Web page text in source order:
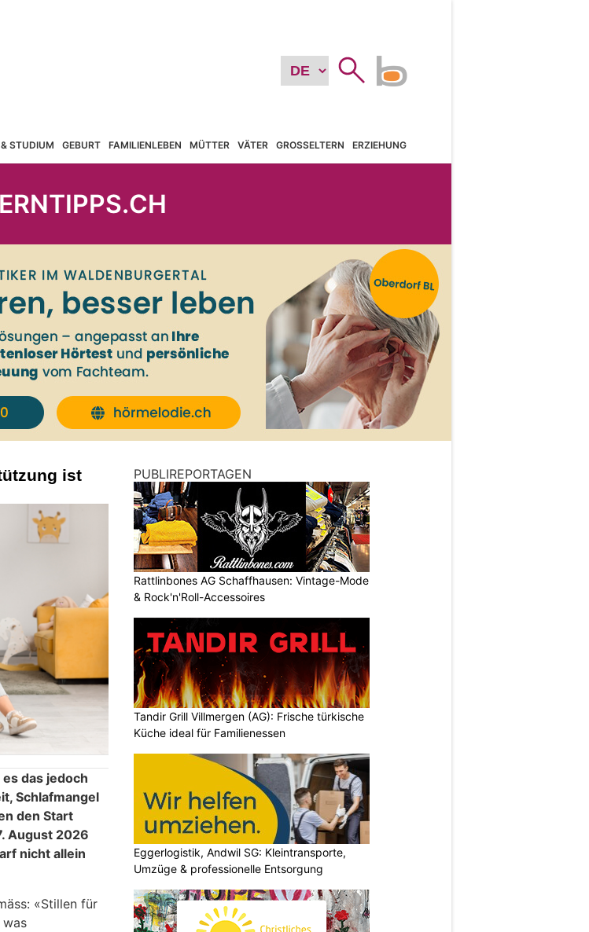
STUDIUM GEBURT FAMILIENLEBEN MÜTTER VÄTER GROSSELTERN ERZIEHUNG
ist
das jedoch
Schlafmangel
den Start
August 2026
nicht allein
«Stillen für
was
PUBLIREPORTAGEN
Rattlinbones AG Schaffhausen: Vintage-Mode
& Rock'n'Roll-Accessoires
Tandir Grill Villmergen (AG): Frische türkische
Küche ideal für Familienessen
Eggerlogistik, Andwil SG: Kleintransporte,
Umzüge & professionelle Entsorgung